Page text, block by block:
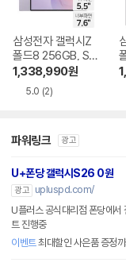
삼성전자 갤럭시Z
폴드8 256GB, SK
T 기기변경 완납
1,338,990원
5.0 (2)
파워링크 광고
U+폰당 갤럭시S26 0원
광고
upluspd.com/
U플러스 공식대리점 폰당에
트 진행중
이벤트최대할인 사은품 증정까